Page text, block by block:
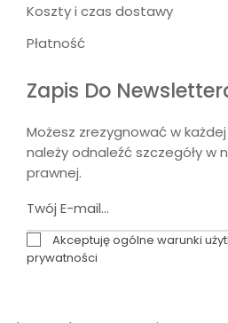
Koszty i czas dostawy
Płatność
Zapis Do
Możesz zrezygnować w
należy odnaleźć szczegóły w
prawnej.
Akceptuję ogólne warunki
prywatności